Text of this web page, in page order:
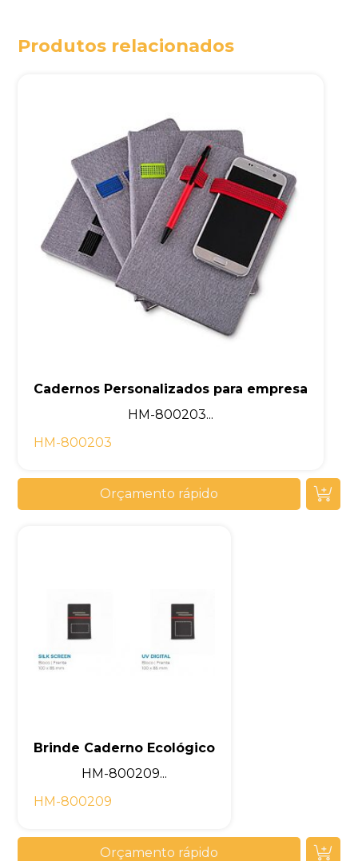
Produtos relacionados
Cadernos Personalizados para empresa
HM-800203...
HM-800203
Orçamento rápido
Brinde Caderno Ecológico
HM-800209...
HM-800209
Orçamento rápido